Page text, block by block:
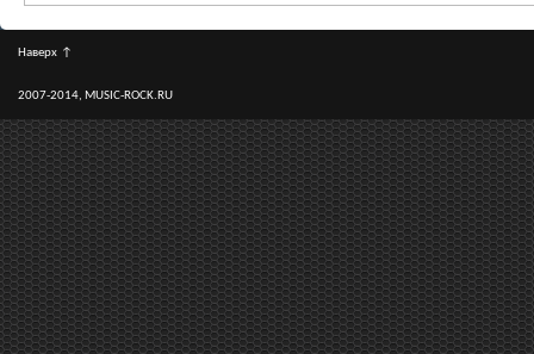
Наверх ↑
2007-2014, MUSIC-ROCK.RU